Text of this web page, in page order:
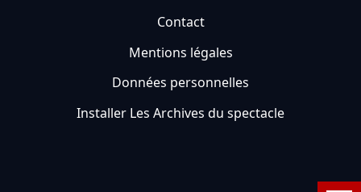
Contact
Mentions légales
Données personnelles
Installer Les Archives du spectacle